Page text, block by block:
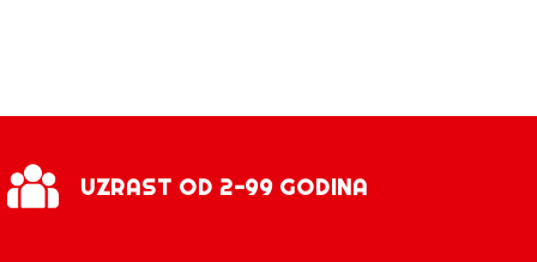
UZRAST OD 2-99 GODINA